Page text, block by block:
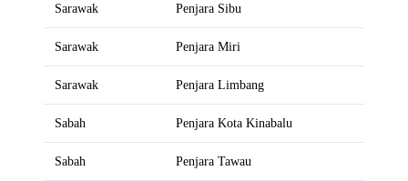
Sarawak Penjara Sibu
Sarawak Penjara Miri
Sarawak Penjara Limbang
Sabah Penjara Kota Kinabalu
Sabah Penjara Tawau